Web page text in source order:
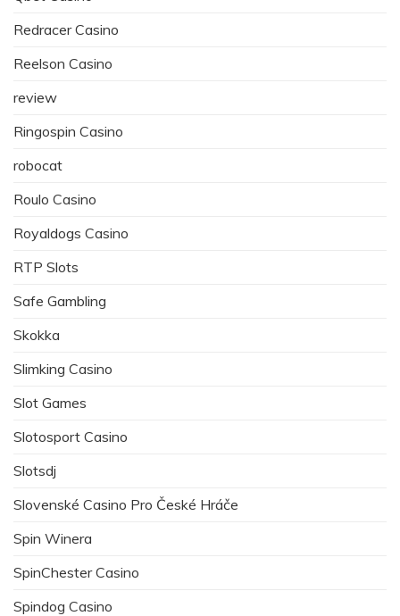
Redracer Casino
Reelson Casino
review
Ringospin Casino
robocat
Roulo Casino
Royaldogs Casino
RTP Slots
Safe Gambling
Skokka
Slimking Casino
Slot Games
Slotosport Casino
Slotsdj
Slovenské Casino Pro České Hráče
Spin Winera
SpinChester Casino
Spindog Casino